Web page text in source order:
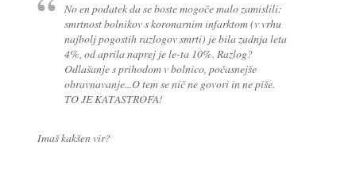
No en podatek da se boste mogoče malo zamislili:
smrtnost bolnikov s koronarnim infarktom (v vrhu
najbolj pogostih razlogov smrti) je bila zadnja leta
4%, od aprila naprej je le-ta 10%. Razlog?
Odlašanje s prihodom v bolnico, počasnejše
obravnavanje...O tem se nič ne govori in ne piše.
TO JE KATASTROFA!
Imaš kakšen vir?